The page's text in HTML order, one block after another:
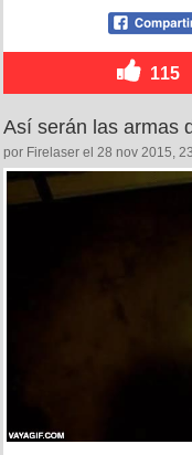
115
Así serán las armas
por Firelaser el 28 nov 2015,